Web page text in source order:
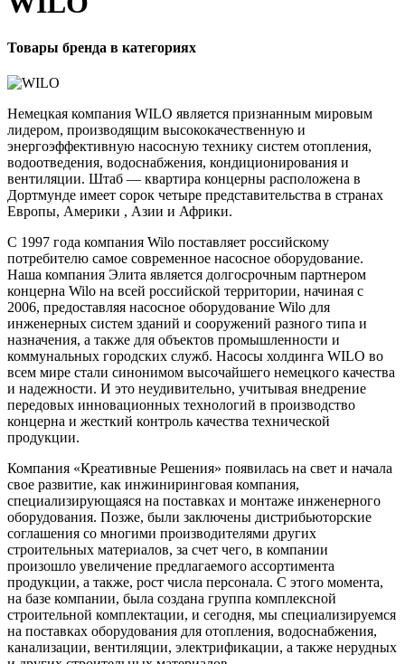
Товары бренда в категориях
Немецкая компания WILO является признанным мировым
лидером, производящим высококачественную и
энергоэффективную насосную технику систем отопления,
водоотведения, водоснабжения, кондиционирования и
вентиляции. Штаб — квартира концерны расположена в
Дортмунде имеет сорок четыре представительства в странах
Европы, Америки , Азии и Африки.
С 1997 года компания Wilo поставляет российскому
потребителю самое современное насосное оборудование.
Наша компания Элита является долгосрочным партнером
концерна Wilo на всей российской территории, начиная с
2006, предоставляя насосное оборудование Wilo для
инженерных систем зданий и сооружений разного типа и
назначения, а также для объектов промышленности и
коммунальных городских служб. Насосы холдинга WILO во
всем мире стали синонимом высочайшего немецкого качества
и надежности. И это неудивительно, учитывая внедрение
передовых инновационных технологий в производство
концерна и жесткий контроль качества технической
продукции.
Компания «Креативные Решения» появилась на свет и начала
свое развитие, как инжиниринговая компания,
специализирующаяся на поставках и монтаже инженерного
оборудования. Позже, были заключены дистрибьюторские
соглашения со многими производителями других
строительных материалов, за счет чего, в компании
произошло увеличение предлагаемого ассортимента
продукции, а также, рост числа персонала. С этого момента,
на базе компании, была создана группа комплексной
строительной комплектации, и сегодня, мы специализируемся
на поставках оборудования для отопления, водоснабжения,
канализации, вентиляции, электрификации, а также нерудных